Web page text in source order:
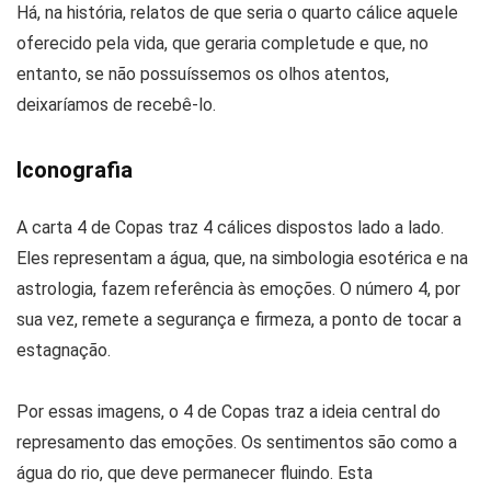
Há, na história, relatos de que seria o quarto cálice aquele
oferecido pela vida, que geraria completude e que, no
entanto, se não possuíssemos os olhos atentos,
deixaríamos de recebê-lo.
Iconografia
A carta 4 de Copas traz 4 cálices dispostos lado a lado.
Eles representam a água, que, na simbologia esotérica e na
astrologia, fazem referência às emoções. O número 4, por
sua vez, remete a segurança e firmeza, a ponto de tocar a
estagnação.
Por essas imagens, o 4 de Copas traz a ideia central do
represamento das emoções. Os sentimentos são como a
água do rio, que deve permanecer fluindo. Esta